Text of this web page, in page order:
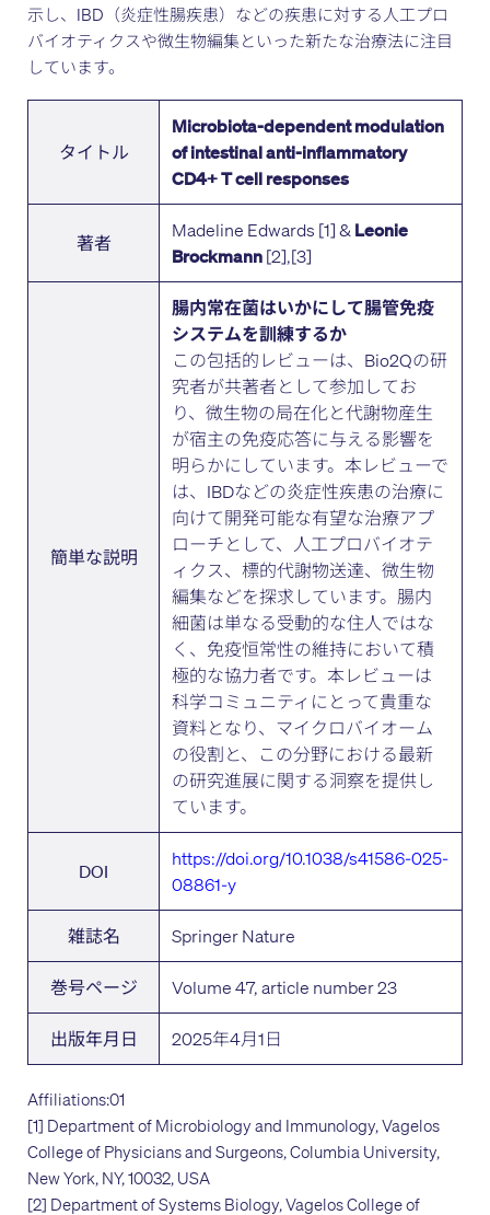
示し、IBD（炎症性腸疾患）などの疾患に対する人工プロ
バイオティクスや微生物編集といった新たな治療法に注目
しています。
タイトル
Microbiota-dependent modulation
of intestinal anti-inflammatory
CD4+ T cell responses
著者
Madeline Edwards [1] & Leonie
Brockmann [2],[3]
簡単な説明
腸内常在菌はいかにして腸管免疫
システムを訓練するか
この包括的レビューは、Bio2Qの研
究者が共著者として参加してお
り、微生物の局在化と代謝物産生
が宿主の免疫応答に与える影響を
明らかにしています。本レビューで
は、IBDなどの炎症性疾患の治療に
向けて開発可能な有望な治療アプ
ローチとして、人工プロバイオテ
ィクス、標的代謝物送達、微生物
編集などを探求しています。腸内
細菌は単なる受動的な住人ではな
く、免疫恒常性の維持において積
極的な協力者です。本レビューは
科学コミュニティにとって貴重な
資料となり、マイクロバイオーム
の役割と、この分野における最新
の研究進展に関する洞察を提供し
ています。
DOI
https://doi.org/10.1038/s41586-025-
08861-y
雑誌名 Springer Nature
巻号ページ Volume 47, article number 23
出版年月日 2025年4月1日
Affiliations:01
[1] Department of Microbiology and Immunology, Vagelos
College of Physicians and Surgeons, Columbia University,
New York, NY, 10032, USA
[2] Department of Systems Biology, Vagelos College of